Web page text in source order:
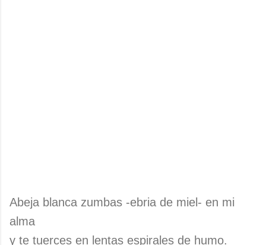
Abeja blanca zumbas -ebria de miel- en mi
alma
y te tuerces en lentas espirales de humo.